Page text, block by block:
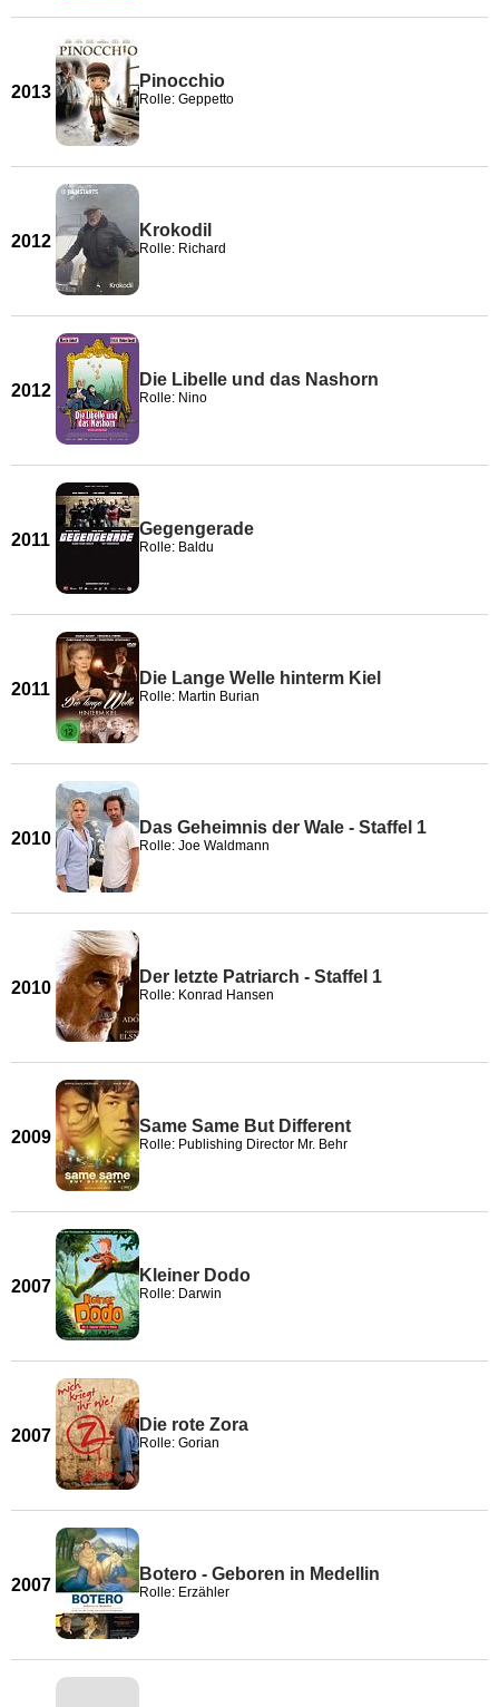
2013
Pinocchio
Rolle: Geppetto
2012
Krokodil
Rolle: Richard
2012
Die Libelle und das Nashorn
Rolle: Nino
2011
Gegengerade
Rolle: Baldu
2011
Die Lange Welle hinterm Kiel
Rolle: Martin Burian
2010
Das Geheimnis der Wale - Staffel 1
Rolle: Joe Waldmann
2010
Der letzte Patriarch - Staffel 1
Rolle: Konrad Hansen
2009
Same Same But Different
Rolle: Publishing Director Mr. Behr
2007
Kleiner Dodo
Rolle: Darwin
2007
Die rote Zora
Rolle: Gorian
2007
Botero - Geboren in Medellin
Rolle: Erzähler